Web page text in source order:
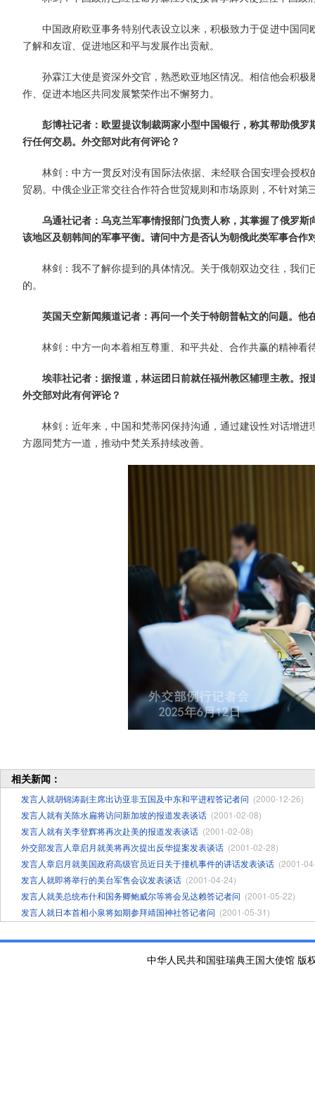
中国政府欧亚事务特别代表设立以来，积极致力于促进中国
了解和友谊、促进地区和平与发展作出贡献。
孙霖江大使是资深外交官，熟悉欧亚地区情况。相信他会积
作、促进本地区共同发展繁荣作出不懈努力。
彭博社记者：欧盟提议制裁两家小型中国银行，称其帮助俄
行任何交易。外交部对此有何评论？
林剑：中方一贯反对没有国际法依据、未经联合国安理会授
贸易。中俄企业正常交往合作符合世贸规则和市场原则，不针对第
乌通社记者：乌克兰军事情报部门负责人称，其掌握了俄罗
该地区及朝韩间的军事平衡。请问中方是否认为朝俄此类军事合
林剑：我不了解你提到的具体情况。关于俄朝双边交往，我
的。
英国天空新闻频道记者：再问一个关于特朗普帖文的问题。
林剑：中方一向本着相互尊重、和平共处、合作共赢的精神
埃菲社记者：据报道，林运团日前就任福州教区辅理主教。
外交部对此有何评论？
林剑：近年来，中国和梵蒂冈保持沟通，通过建设性对话增
方愿同梵方一道，推动中梵关系持续改善。
相关新闻：
发言人就胡锦涛副主席出访亚非五国及中东和平进程答记者问 (2000-12-26)
发言人就有关陈水扁将访问新加坡的报道发表谈话 (2001-02-08)
发言人就有关李登辉将再次赴美的报道发表谈话 (2001-02-08)
外交部发言人章启月就美将再次提出反华提案发表谈话 (2001-02-28)
发言人章启月就美国政府高级官员近日关于撞机事件的讲话发表谈话 (2001-
发言人就即将举行的美台军售会议发表谈话 (2001-04-24)
发言人就美总统布什和国务卿鲍威尔等将会见达赖答记者问 (2001-05-22)
发言人就日本首相小泉将如期参拜靖国神社答记者问 (2001-05-31)
中华人民共和国驻瑞典王国大使馆 版